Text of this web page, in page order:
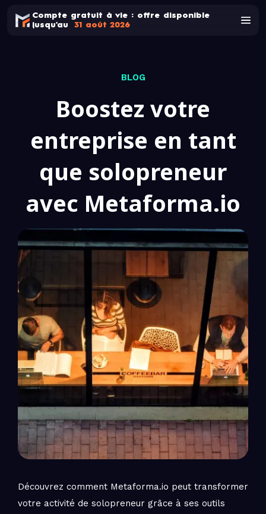
Compte gratuit à vie : offre disponible
jusqu'au
31 août 2026
BLOG
Boostez votre
entreprise en tant
que solopreneur
avec Metaforma.io
Découvrez comment Metaforma.io peut transformer
votre activité de solopreneur grâce à ses outils